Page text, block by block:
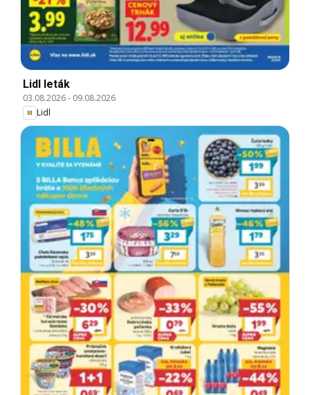
Lidl leták
03.08.2026- 09.08.2026
Lidl